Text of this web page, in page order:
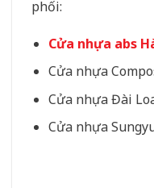
phối:
Cửa nhựa abs
Cửa nhựa
Cửa nhựa Đài
Cửa nhựa